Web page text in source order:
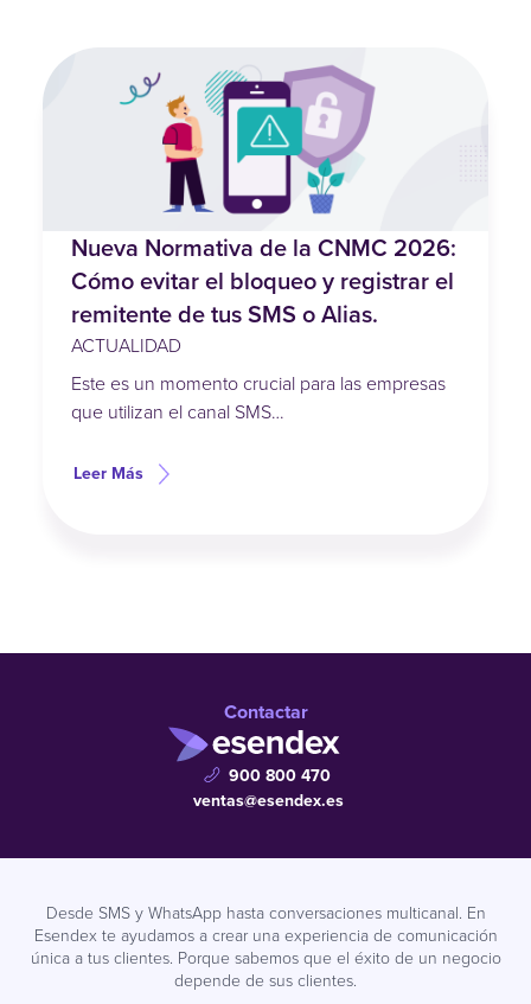
Nueva Normativa de la CNMC 2026:
Cómo evitar el bloqueo y registrar el
remitente de tus SMS o Alias.
ACTUALIDAD
Este es un momento crucial para las empresas
que utilizan el canal SMS…
Leer Más
Contactar
900 800 470
ventas@esendex.es
Desde SMS y WhatsApp hasta conversaciones multicanal. En
Esendex te ayudamos a crear una experiencia de comunicación
única a tus clientes. Porque sabemos que el éxito de un negocio
depende de sus clientes.